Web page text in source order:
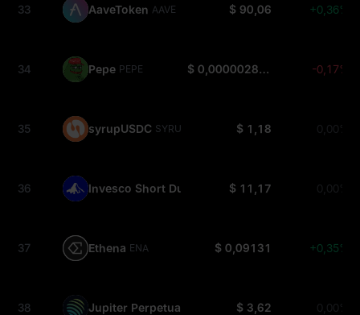
33 AaveToken AAVE $ 90,06 +0,36%
34 Pepe PEPE $ 0,000002875 -0,17%
35 syrupUSDC SYRUPUSDC $ 1,18 0,00%
36 Invesco Short Duration US Government
$ 11,17 0,00%
37 Ethena ENA $ 0,09131 +0,35%
38 Jupiter Perpetuals Liquidity Provider Token JLP
$ 3,62 0,00%